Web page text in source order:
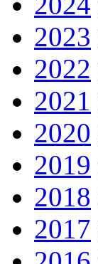
2023
2022
2021
2020
2019
2018
2017